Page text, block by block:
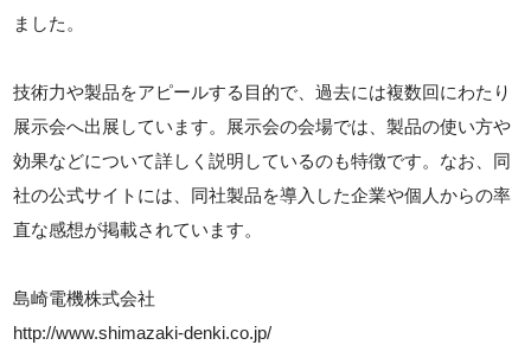
ました。
技術力や製品をアピールする目的で、過去には複数回にわたり
展示会へ出展しています。展示会の会場では、製品の使い方や
効果などについて詳しく説明しているのも特徴です。なお、同
社の公式サイトには、同社製品を導入した企業や個人からの率
直な感想が掲載されています。
島崎電機株式会社
http://www.shimazaki-denki.co.jp/